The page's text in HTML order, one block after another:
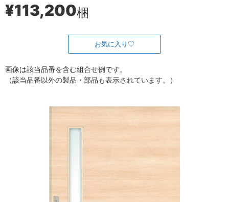
¥113,200梱
お気に入り
画像は該当品番を含む組合せ例です。
（該当品番以外の製品・部品も表示されています。）